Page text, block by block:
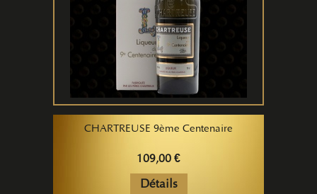
CHARTREUSE 9ème Centenaire
109,00 €
Détails